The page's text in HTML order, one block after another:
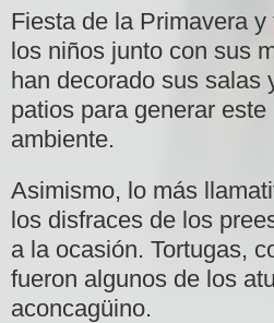
Fiesta de la Primavera y
los niños junto con sus
han decorado sus salas
patios para generar este
ambiente.
Asimismo, lo más
los disfraces de los
a la ocasión. Tortugas,
fueron algunos de los
aconcagüino.